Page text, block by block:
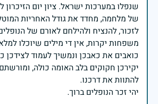
שנפלו במערכות ישראל. ציון יום
של מלחמה, מחדד את גודל האחריות
משפחות יקרות, אין די מילים שיוכלו
כואבים את כאבכן ונמשיך לעמוד לצידכן
יקירכן חקוקים בלב האומה כולה,
יהי זכר הנופלים ברוך.